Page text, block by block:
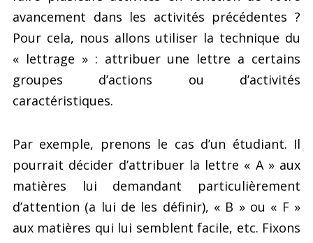
avancement dans les activités précédentes ?
Pour cela, nous allons utiliser la technique du
« lettrage » : attribuer une lettre a certains
groupes d’actions ou d’activités
caractéristiques.
Par exemple, prenons le cas d’un étudiant. Il
pourrait décider d’attribuer la lettre « A » aux
matières lui demandant particulièrement
d’attention (a lui de les définir), « B » ou « F »
aux matières qui lui semblent facile, etc. Fixons